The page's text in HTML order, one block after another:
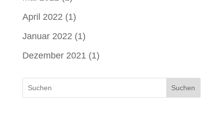
April 2022 (1)
Januar 2022 (1)
Dezember 2021 (1)
Suchen